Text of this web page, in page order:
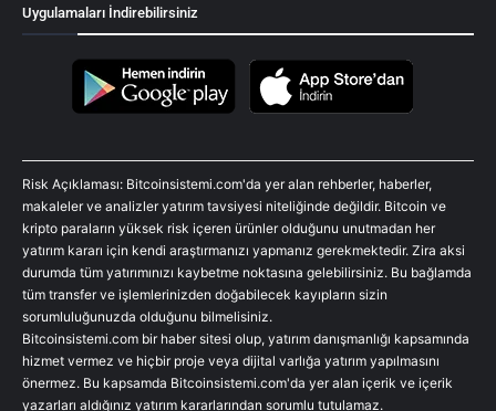
Uygulamaları İndirebilirsiniz
Risk Açıklaması: Bitcoinsistemi.com'da yer alan rehberler, haberler,
makaleler ve analizler yatırım tavsiyesi niteliğinde değildir. Bitcoin ve
kripto paraların yüksek risk içeren ürünler olduğunu unutmadan her
yatırım kararı için kendi araştırmanızı yapmanız gerekmektedir. Zira aksi
durumda tüm yatırımınızı kaybetme noktasına gelebilirsiniz. Bu bağlamda
tüm transfer ve işlemlerinizden doğabilecek kayıpların sizin
sorumluluğunuzda olduğunu bilmelisiniz.
Bitcoinsistemi.com bir haber sitesi olup, yatırım danışmanlığı kapsamında
hizmet vermez ve hiçbir proje veya dijital varlığa yatırım yapılmasını
önermez. Bu kapsamda Bitcoinsistemi.com'da yer alan içerik ve içerik
yazarları aldığınız yatırım kararlarından sorumlu tutulamaz.